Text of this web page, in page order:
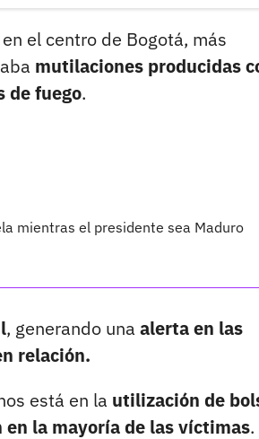
el centro de Bogotá, más
mutilaciones producidas
de fuego.
mientras el presidente sea Maduro
, generando una alerta en las
relación.
está en la utilización de
en la mayoría de las víctimas.